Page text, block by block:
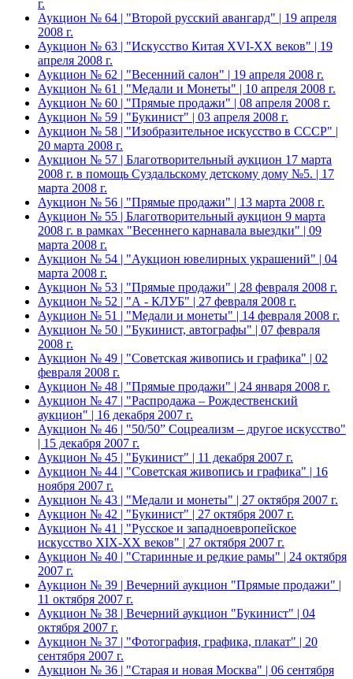
г.
Аукцион № 64 | "Второй русский авангард" | 19 апреля
2008 г.
Аукцион № 63 | "Искусство Китая XVI-XX веков" | 19
апреля 2008 г.
Аукцион № 62 | "Весенний салон" | 19 апреля 2008 г.
Аукцион № 61 | "Медали и Монеты" | 10 апреля 2008 г.
Аукцион № 60 | "Прямые продажи" | 08 апреля 2008 г.
Аукцион № 59 | "Букинист" | 03 апреля 2008 г.
Аукцион № 58 | "Изобразительное искусство в СССР" |
20 марта 2008 г.
Аукцион № 57 | Благотворительный аукцион 17 марта
2008 г. в помощь Суздальскому детскому дому №5. | 17
марта 2008 г.
Аукцион № 56 | "Прямые продажи" | 13 марта 2008 г.
Аукцион № 55 | Благотворительный аукцион 9 марта
2008 г. в рамках "Весеннего карнавала выездки" | 09
марта 2008 г.
Аукцион № 54 | "Аукцион ювелирных украшений" | 04
марта 2008 г.
Аукцион № 53 | "Прямые продажи" | 28 февраля 2008 г.
Аукцион № 52 | "А - КЛУБ" | 27 февраля 2008 г.
Аукцион № 51 | "Медали и монеты" | 14 февраля 2008 г.
Аукцион № 50 | "Букинист, автографы" | 07 февраля
2008 г.
Аукцион № 49 | "Советская живопись и графика" | 02
февраля 2008 г.
Аукцион № 48 | "Прямые продажи" | 24 января 2008 г.
Аукцион № 47 | "Распродажа – Рождественский
аукцион" | 16 декабря 2007 г.
Аукцион № 46 | "50/50” Соцреализм – другое искусство"
| 15 декабря 2007 г.
Аукцион № 45 | "Букинист" | 11 декабря 2007 г.
Аукцион № 44 | "Советская живопись и графика" | 16
ноября 2007 г.
Аукцион № 43 | "Медали и монеты" | 27 октября 2007 г.
Аукцион № 42 | "Букинист" | 27 октября 2007 г.
Аукцион № 41 | "Русское и западноевропейское
искусство XIX-XX веков" | 27 октября 2007 г.
Аукцион № 40 | "Старинные и редкие рамы" | 24 октября
2007 г.
Аукцион № 39 | Вечерний аукцион "Прямые продажи" |
11 октября 2007 г.
Аукцион № 38 | Вечерний аукцион "Букинист" | 04
октября 2007 г.
Аукцион № 37 | "Фотография, графика, плакат" | 20
сентября 2007 г.
Аукцион № 36 | "Старая и новая Москва" | 06 сентября